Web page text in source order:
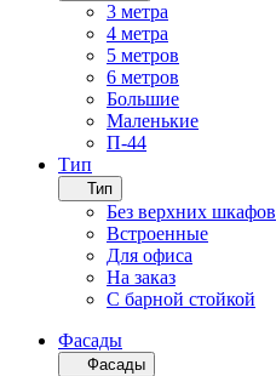
3 метра
4 метра
5 метров
6 метров
Большие
Маленькие
П-44
Тип
Тип
Без верхних шкафов
Встроенные
Для офиса
На заказ
С барной стойкой
Фасады
Фасады